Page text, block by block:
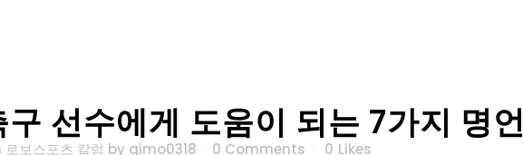
구 선수에게 도움이 되는 7가지 명언
로보스포츠 칼럼 by gimo0318 0 Comments 0 Likes